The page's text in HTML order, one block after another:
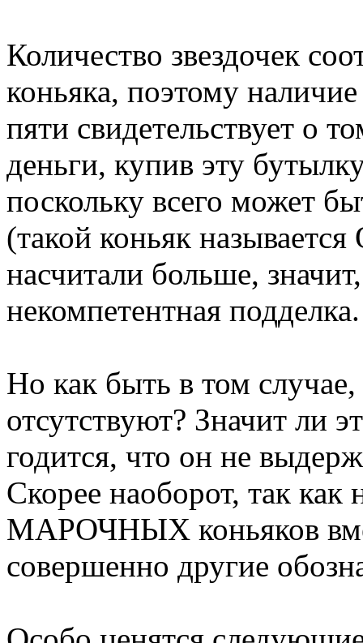
Количество звездочек
коньяка, поэтому
пяти свидетельствует о
деньги, купив эту
поскольку всего может
(такой коньяк
насчитали больше,
некомпетентная подделка.
Но как быть в том случае,
отсутствуют? Значит ли
годится, что он не
Скорее наоборот, так как
МАРОЧНЫХ коньяков
совершенно другие